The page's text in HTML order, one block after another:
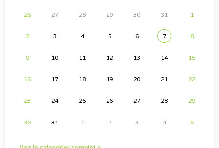
26 27 28 29 30 31 1
2 3 4 5 6 7 8
9 10 11 12 13 14 15
16 17 18 19 20 21 22
23 24 25 26 27 28 29
30 31 1 2 3 4 5